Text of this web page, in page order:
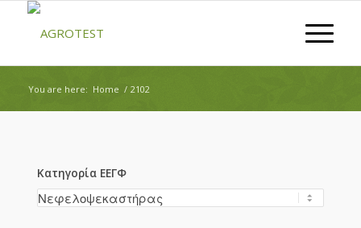
You are here: Home / 2102
Κατηγορία ΕΕΓΦ